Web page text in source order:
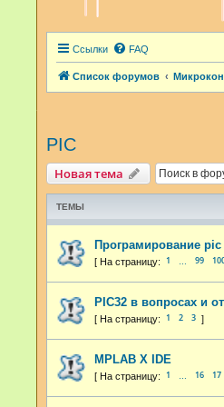
Ссылки FAQ
Список форумов
PIC
Новая тема
ТЕМЫ
Програмирование
1 99
PIC32 в вопросах и
1 2 3
MPLAB X IDE
1 16 17